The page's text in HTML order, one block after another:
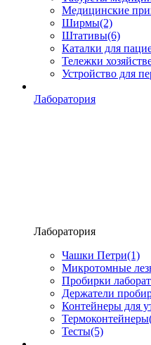
Медицинские
Ширмы(2)
Штативы(6)
Каталки для
Тележки
Устройство для
Лаборатория
Лаборатория
Чашки Петри(1)
Микротомные
Пробирки
Держатели
Контейнеры для
Термоконтейнеры
Тесты(5)